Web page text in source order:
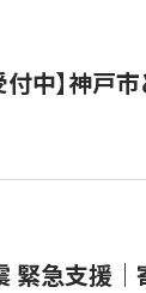
中】神戸
急支援｜